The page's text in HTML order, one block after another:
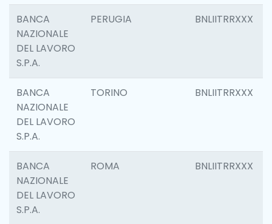
BANCA
NAZIONALE
DEL LAVORO
S.P.A.
PERUGIA BNLIITRRXXX
BANCA
NAZIONALE
DEL LAVORO
S.P.A.
TORINO BNLIITRRXXX
BANCA
NAZIONALE
DEL LAVORO
S.P.A.
ROMA BNLIITRRXXX